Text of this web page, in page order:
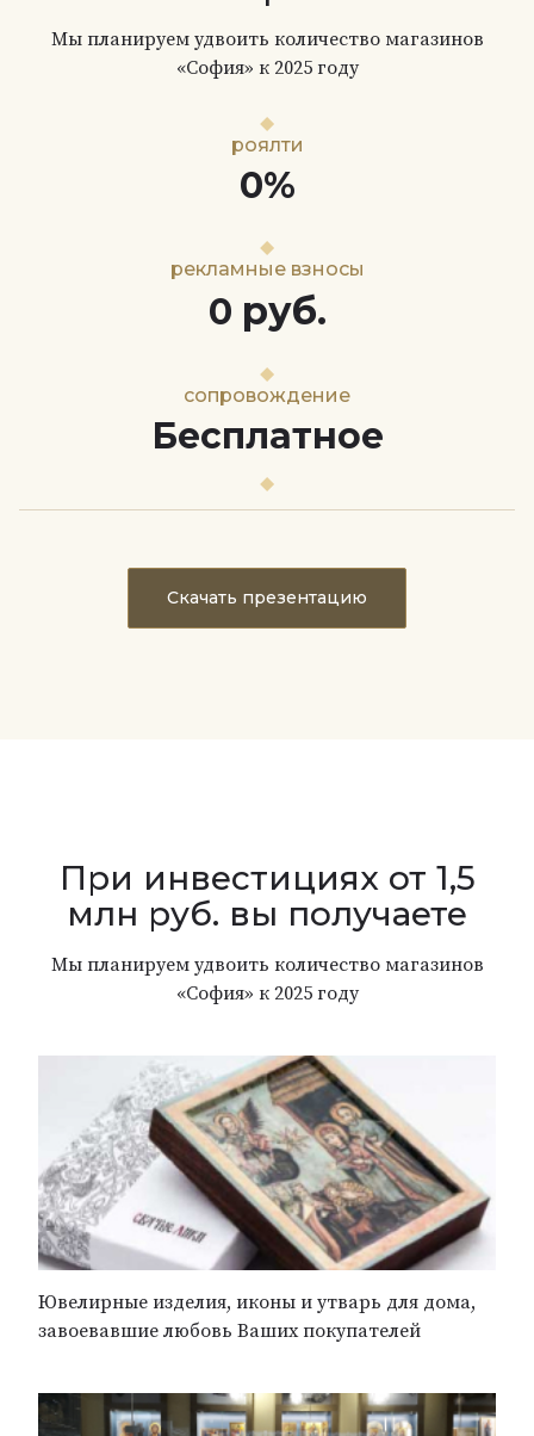
Мы планируем удвоить количество магазинов
«София» к 2025 году
роялти
0%
рекламные взносы
0 руб.
сопровождение
Бесплатное
Скачать презентацию
При инвестициях от 1,5
млн руб. вы получаете
Мы планируем удвоить количество магазинов
«София» к 2025 году
Ювелирные изделия, иконы и утварь для дома,
завоевавшие любовь Ваших покупателей